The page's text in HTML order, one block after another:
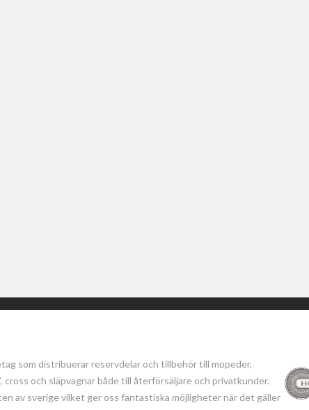
som distribuerar reservdelar och tillbehör till mopeder,
cross och släpvagnar både till återförsäljare och privatkunder.
av sverige vilket ger oss fantastiska möjligheter när det gäller